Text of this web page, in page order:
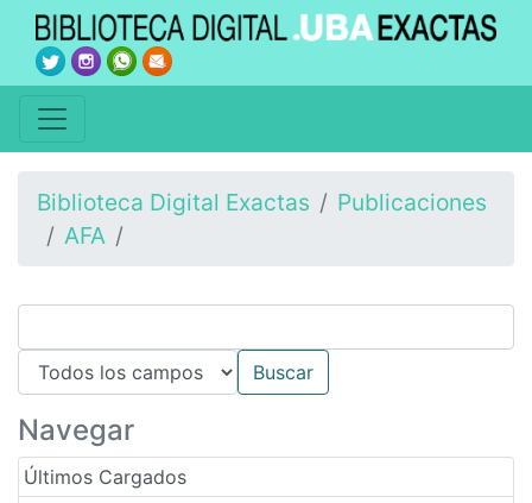
Biblioteca Digital Exactas
Publicaciones
AFA
Navegar
Últimos Cargados